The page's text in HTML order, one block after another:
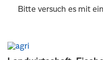
Bitte versuch es mit